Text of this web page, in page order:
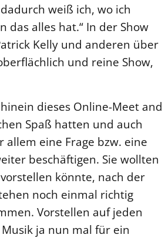
weiß ich, wo ich
das alles hat.“ In der Show
Kelly und anderen über
und reine Show,
dieses Online-Meet and
Spaß hatten und auch
allem eine Frage bzw. eine
beschäftigen. Sie wollten
könnte, nach der
noch einmal richtig
Vorstellen auf jeden
ja nun mal für ein